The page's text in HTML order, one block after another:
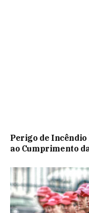
Perigo de
ao Cumprimento